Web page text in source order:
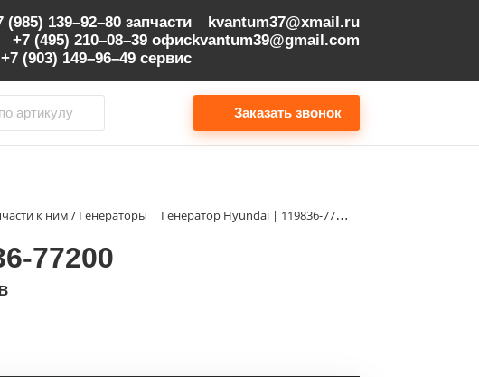
(985) 139–92–80 запчасти
+7 (495) 210–08–39 офис
+7 (903) 149–96–49 сервис
kvantum37@xmail.ru
kvantum39@gmail.com
Заказать звонок
к ним / Генераторы Генератор Hyundai | 119836-77200
77200